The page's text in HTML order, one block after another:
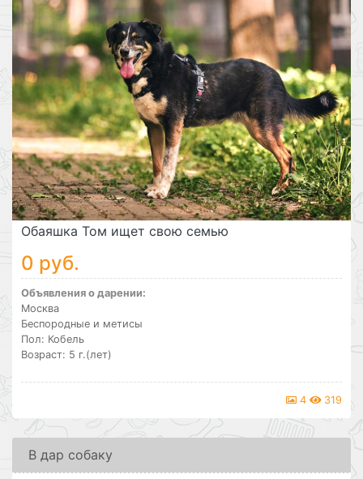
Обаяшка Том ищет свою семью
0 руб.
Объявления о дарении:
Москва
Беспородные и метисы
Пол: Кобель
Возраст: 5 г.(лет)
4 319
В дар собаку